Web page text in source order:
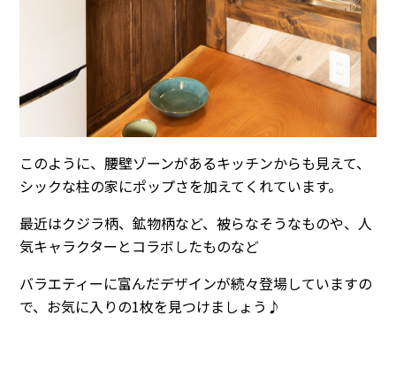
このように、腰壁ゾーンがあるキッチンからも見えて、
シックな柱の家にポップさを加えてくれています。
最近はクジラ柄、鉱物柄など、被らなそうなものや、人
気キャラクターとコラボしたものなど
バラエティーに富んだデザインが続々登場していますの
で、お気に入りの1枚を見つけましょう♪